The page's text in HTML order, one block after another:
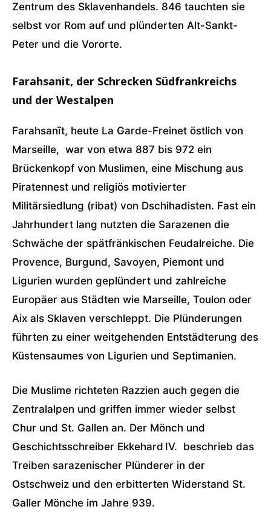
Zentrum des Sklavenhandels. 846 tauchten sie
selbst vor Rom auf und plünderten Alt-Sankt-
Peter und die Vororte.
Farahsanit, der Schrecken Südfrankreichs
und der Westalpen
Farahsanīt, heute La Garde-Freinet östlich von
Marseille, war von etwa 887 bis 972 ein
Brückenkopf von Muslimen, eine Mischung aus
Piratennest und religiös motivierter
Militärsiedlung (ribat) von Dschihadisten. Fast ein
Jahrhundert lang nutzten die Sarazenen die
Schwäche der spätfränkischen Feudalreiche. Die
Provence, Burgund, Savoyen, Piemont und
Ligurien wurden geplündert und zahlreiche
Europäer aus Städten wie Marseille, Toulon oder
Aix als Sklaven verschleppt. Die Plünderungen
führten zu einer weitgehenden Entstädterung des
Küstensaumes von Ligurien und Septimanien.
Die Muslime richteten Razzien auch gegen die
Zentralalpen und griffen immer wieder selbst
Chur und St. Gallen an. Der Mönch und
Geschichtsschreiber Ekkehard IV. beschrieb das
Treiben sarazenischer Plünderer in der
Ostschweiz und den erbitterten Widerstand St.
Galler Mönche im Jahre 939.